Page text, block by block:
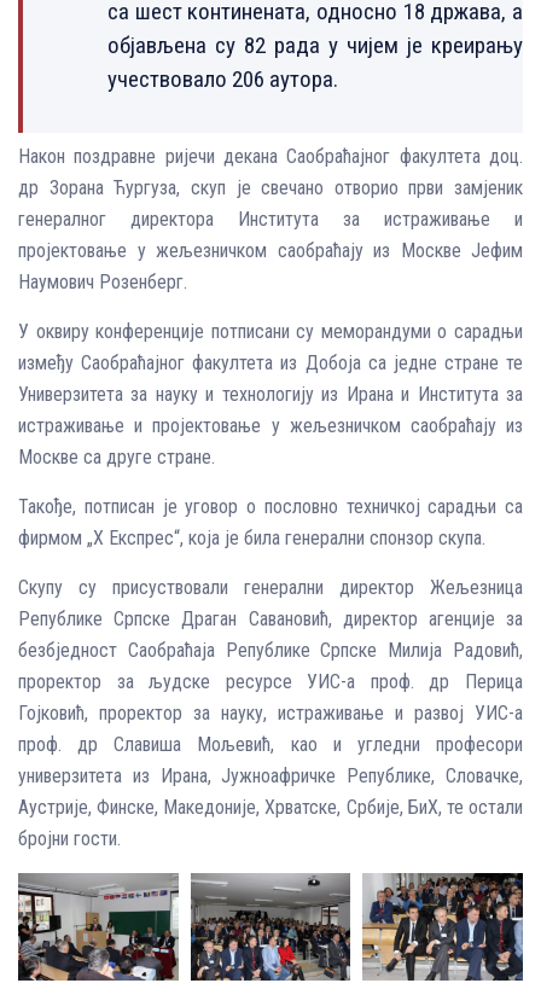
са шест континената, односно 18 држава, а
објављена су 82 рада у чијем је креирању
учествовало 206 аутора.
Након поздравне ријечи декана Саобраћајног факултета доц.
др Зорана Ћургуза, скуп је свечано отворио први замјеник
генералног директора Института за истраживање и
пројектовање у жељезничком саобраћају из Москве Јефим
Наумович Розенберг.
У оквиру конференције потписани су меморандуми о сарадњи
између Саобраћајног факултета из Добоја са једне стране те
Универзитета за науку и технологију из Ирана и Института за
истраживање и пројектовање у жељезничком саобраћају из
Москве са друге стране.
Такође, потписан је уговор о пословно техничкој сарадњи са
фирмом „X Експрес“, која је била генерални спонзор скупа.
Скупу су присуствовали генерални директор Жељезница
Републике Српске Драган Савановић, директор агенције за
безбједност Саобраћаја Републике Српске Милија Радовић,
проректор за људске ресурсе УИС-а проф. др Перица
Гојковић, проректор за науку, истраживање и развој УИС-а
проф. др Славиша Мољевић, као и угледни професори
универзитета из Ирана, Јужноафричке Републике, Словачке,
Аустрије, Финске, Македоније, Хрватске, Србије, БиХ, те остали
бројни гости.